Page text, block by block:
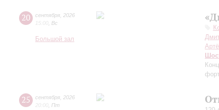
20 сентября 2026
15:00 Вс
Большой зал
25 сентября 2026
20:00 Пт